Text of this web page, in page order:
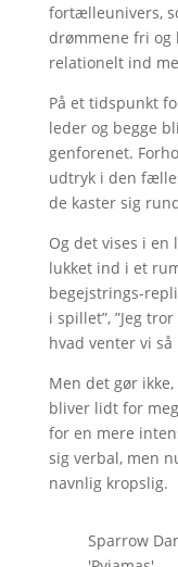
fortælleunivers,
drømmene fri og
relationelt ind
På et tidspunkt
leder og begge
genforenet.
udtryk i den
de kaster sig
Og det vises i en
lukket ind i et
begejstrings-
i spillet”, ”Jeg
hvad venter vi så
Men det gør
bliver lidt for
for en mere
sig verbal, men
navnlig kropslig.
Sparrow